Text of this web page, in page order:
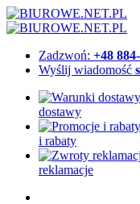
Zadzwoń: +48
Wyślij wiadomość
dostawy
i rabaty
reklamacje